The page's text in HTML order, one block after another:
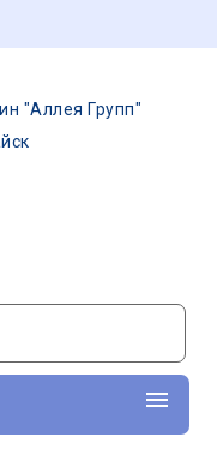
"Аллея Групп"